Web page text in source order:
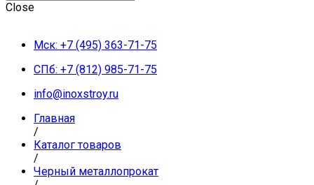
Close
Мск: +7 (495) 363-71-75
СПб: +7 (812) 985-71-75
info@inoxstroy.ru
Главная
/
Каталог товаров
/
Черный металлопрокат